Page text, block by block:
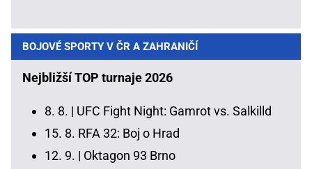
BOJOVÉ SPORTY V ČR A ZAHRANIČÍ
Nejbližší TOP turnaje 2026
8. 8. | UFC Fight Night: Gamrot vs. Salkilld
15. 8. RFA 32: Boj o Hrad
12. 9. | Oktagon 93 Brno